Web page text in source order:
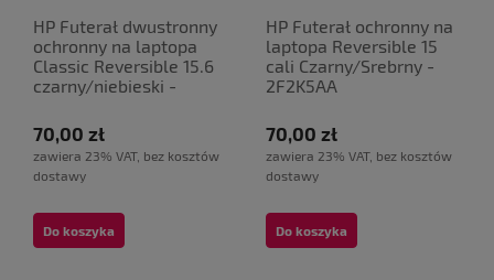
HP Futerał dwustronny
ochronny na laptopa
Classic Reversible 15.6
czarny/niebieski -
70,00 zł
zawiera 23% VAT, bez kosztów
dostawy
Do koszyka
HP Futerał ochronny na
laptopa Reversible 15
cali Czarny/Srebrny -
2F2K5AA
70,00 zł
zawiera 23% VAT, bez kosztów
dostawy
Do koszyka